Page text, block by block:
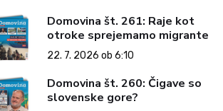
Domovina št. 261: Raje kot
otroke sprejemamo migrante
22. 7. 2026 ob 6:10
Domovina št. 260: Čigave so
slovenske gore?